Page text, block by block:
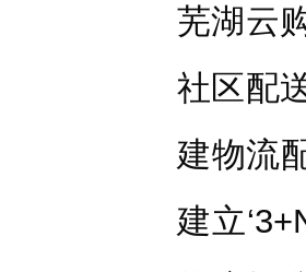
芜湖云
社区配
建物流
建立